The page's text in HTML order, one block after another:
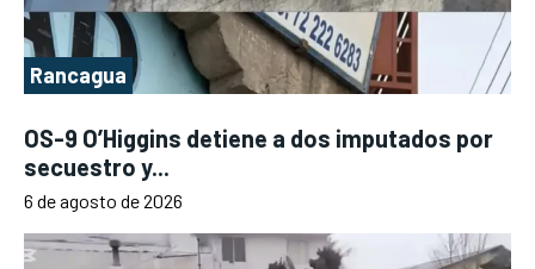
Rancagua
OS-9 O’Higgins detiene a dos imputados por
secuestro y...
6 de agosto de 2026